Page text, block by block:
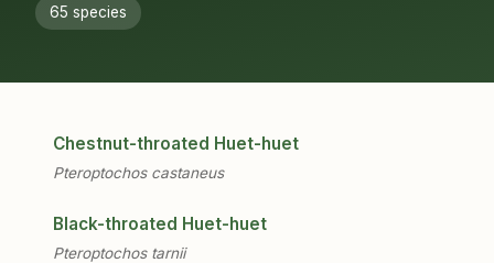
65 species
Chestnut-throated Huet-huet
Pteroptochos castaneus
Black-throated Huet-huet
Pteroptochos tarnii